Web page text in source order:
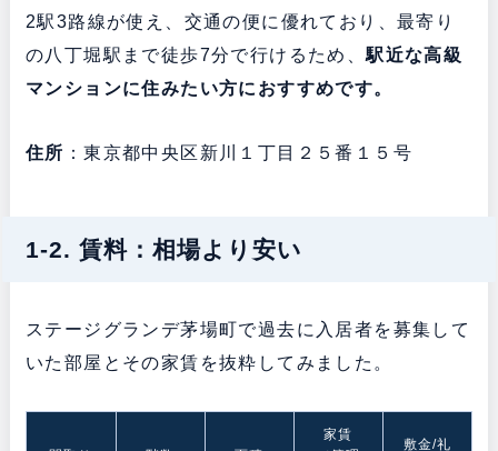
2駅3路線が使え、交通の便に優れており、最寄り
の八丁堀駅まで徒歩7分で行けるため、駅近な高級
マンションに住みたい方におすすめです。
住所 ：東京都中央区新川１丁目２５番１５号
1-2. 賃料：相場より安い
ステージグランデ茅場町で過去に入居者を募集して
いた部屋とその家賃を抜粋してみました。
家賃
敷金/礼